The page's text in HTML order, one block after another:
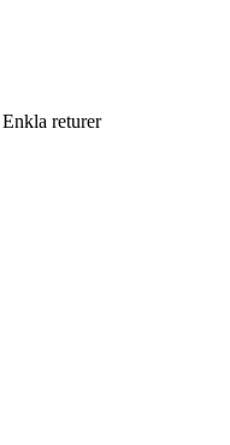
Enkla returer